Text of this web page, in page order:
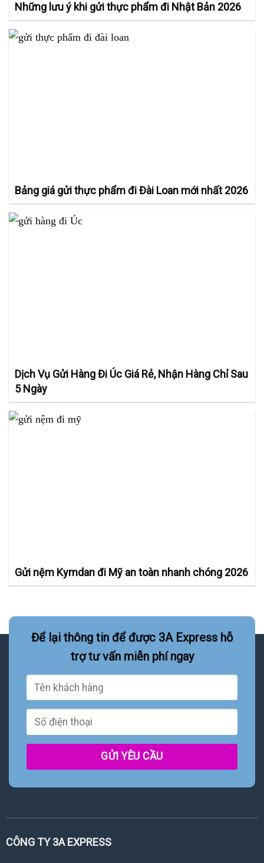
Những lưu ý khi gửi thực phẩm đi Nhật Bản 2026
Bảng giá gửi thực phẩm đi Đài Loan mới nhất 2026
Dịch Vụ Gửi Hàng Đi Úc Giá Rẻ, Nhận Hàng Chỉ Sau
5 Ngày
Gửi nệm Kymdan đi Mỹ an toàn nhanh chóng 2026
Để lại thông tin để được 3A Express hỗ
trợ tư vấn miễn phí ngay
CÔNG TY 3A EXPRESS